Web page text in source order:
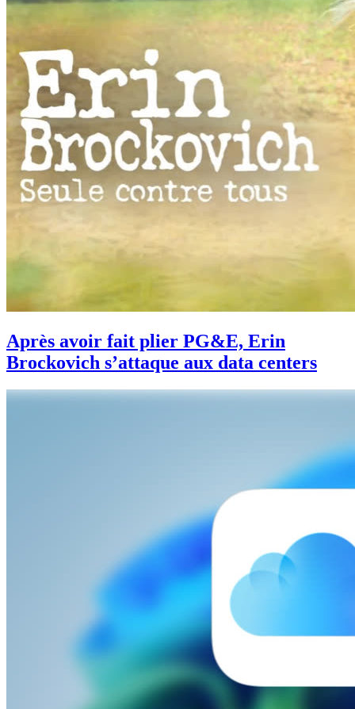
Après avoir fait plier PG&E, Erin
Brockovich s’attaque aux data centers